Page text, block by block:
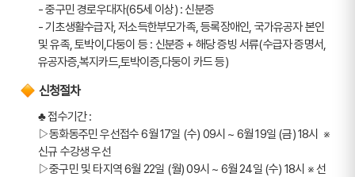
- 중구민 경로우대자(65세 이상) : 신분증
- 기초생활수급자, 저소득한부모가족, 등록장애인, 국가유공자 본인
및 유족, 토박이,다둥이 등 : 신분증 + 해당 증빙 서류(수급자 증명서,
유공자증,복지카드,토박이증,다둥이 카드 등)
신청절차
♣ 접수기간 :
▷동화동주민 우선접수 6월 17일 (수) 09시 ~ 6월 19일 (금) 18시  ※
신규 수강생 우선
▷중구민 및 타지역 6월 22일 (월) 09시 ~ 6월 24일 (수) 18시 ※ 선